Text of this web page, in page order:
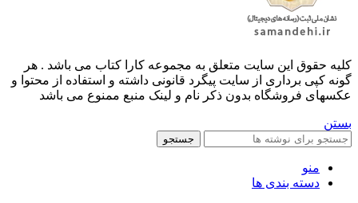
کليه حقوق اين سايت متعلق به مجموعه کارا کتاب می باشد . هر
گونه کپی برداری از سایت پیگرد قانونی داشته و استفاده از محتوا و
عکسهای فروشگاه بدون ذکر نام و لینک منبع ممنوع می باشد
بستن
جستجو
منو
دسته بندی ها